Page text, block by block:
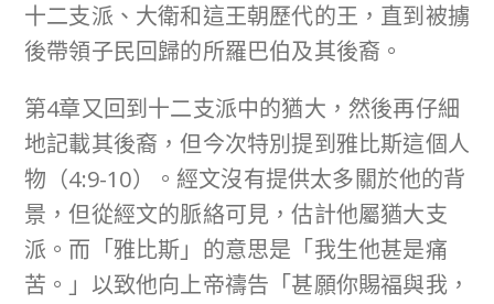
十二支派、大衛和這王朝歷代的王，直到被擄
後帶領子民回歸的所羅巴伯及其後裔。
第4章又回到十二支派中的猶大，然後再仔細
地記載其後裔，但今次特別提到雅比斯這個人
物（4:9-10）。經文沒有提供太多關於他的背
景，但從經文的脈絡可見，估計他屬猶大支
派。而「雅比斯」的意思是「我生他甚是痛
苦。」以致他向上帝禱告「甚願你賜福與我，